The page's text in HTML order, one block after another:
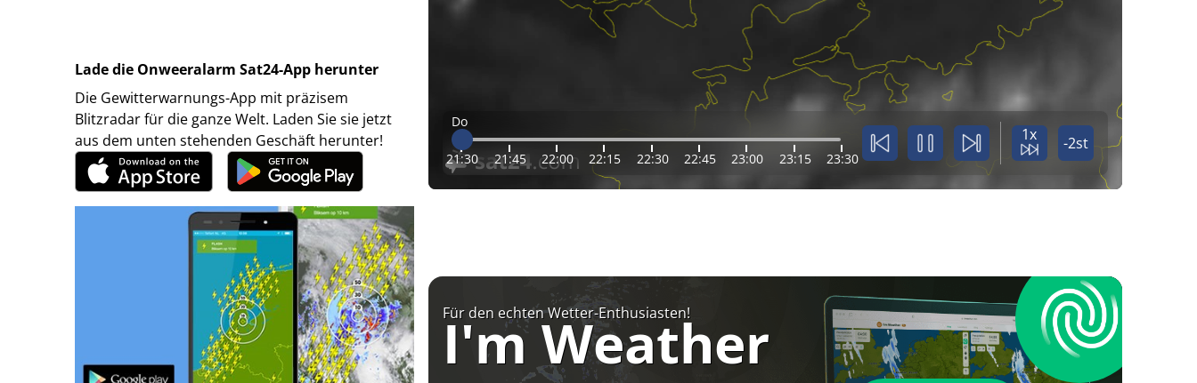
Lade die Onweeralarm Sat24-App herunter
Die Gewitterwarnungs-App mit präzisem
Blitzradar für die ganze Welt. Laden Sie sie jetzt
aus dem unten stehenden Geschäft herunter!
Do
21:30 21:45 22:00 22:15 22:30 22:45 23:00 23:15 23:30
1x -2st
Für den echten Wetter-Enthusiasten!
I'm Weather